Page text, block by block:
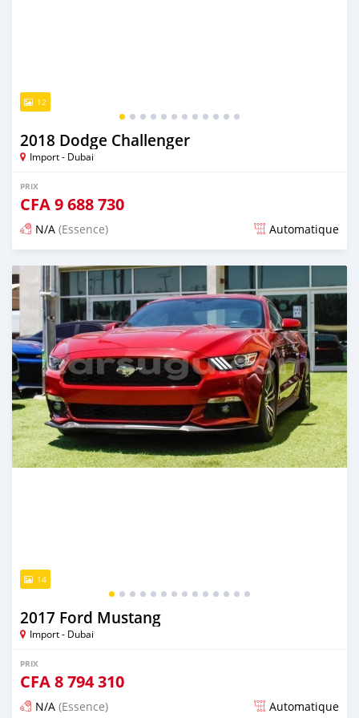
12
2018 Dodge Challenger
Import - Dubai
PRIX
CFA9 688 730
N/A (Essence) Automatique
Publié il y a presque 6 ans
14
2017 Ford Mustang
Import - Dubai
PRIX
CFA8 794 310
N/A (Essence) Automatique